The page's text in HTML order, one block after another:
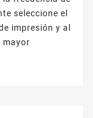
seleccione el
impresión y al
mayor